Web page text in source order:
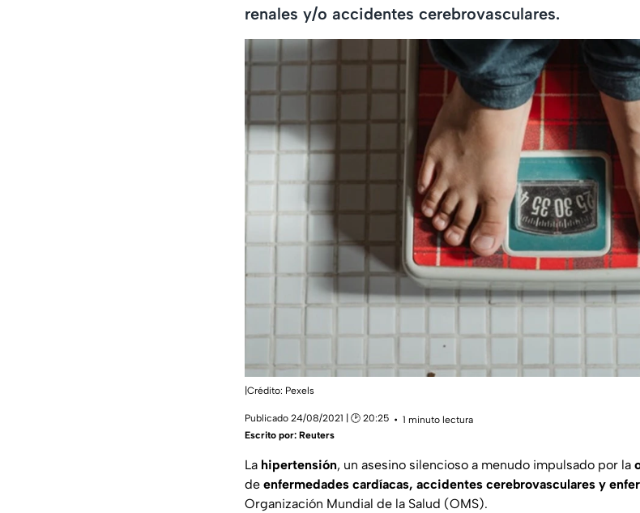
renales y/o accidentes cerebrovasculares.
|Crédito: Pexels
Publicado 24/08/2021 | 🕑 20:25
1 minuto lectura
Escrito por: Reuters
La hipertensión, un asesino silencioso a menudo impulsado por la
de enfermedades cardíacas, accidentes cerebrovasculares y
Organización Mundial de la Salud (OMS).